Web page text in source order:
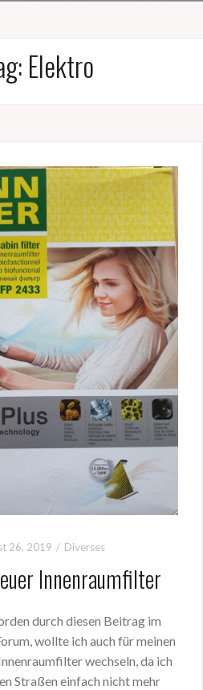
Elektro
26, 2019 Diverses
Innenraumfilter
durch diesen Beitrag im
wollte ich auch für meinen
wechseln, da ich
Straßen einfach nicht mehr